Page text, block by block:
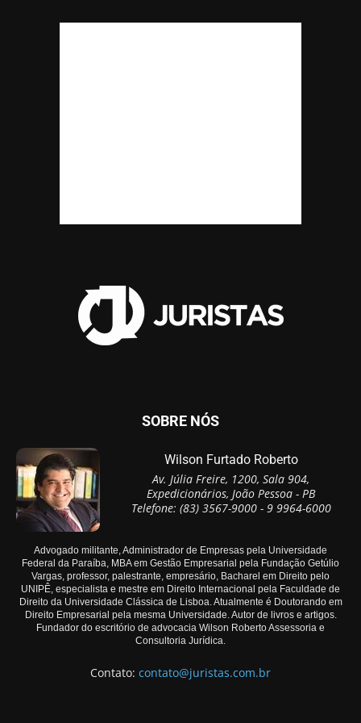
SOBRE NÓS
Wilson Furtado Roberto
Av. Júlia Freire, 1200, Sala 904,
Expedicionários, João Pessoa - PB
Telefone: (83) 3567-9000 - 9 9964-6000
Advogado militante, Administrador de Empresas pela Universidade
Federal da Paraíba, MBA em Gestão Empresarial pela Fundação Getúlio
Vargas, professor, palestrante, empresário, Bacharel em Direito pelo
UNIPÊ, especialista e mestre em Direito Internacional pela Faculdade de
Direito da Universidade Clássica de Lisboa. Atualmente é Doutorando em
Direito Empresarial pela mesma Universidade. Autor de livros e artigos.
Fundador do escritório de advocacia Wilson Roberto Assessoria e
Consultoria Jurídica.
Contato: contato@juristas.com.br